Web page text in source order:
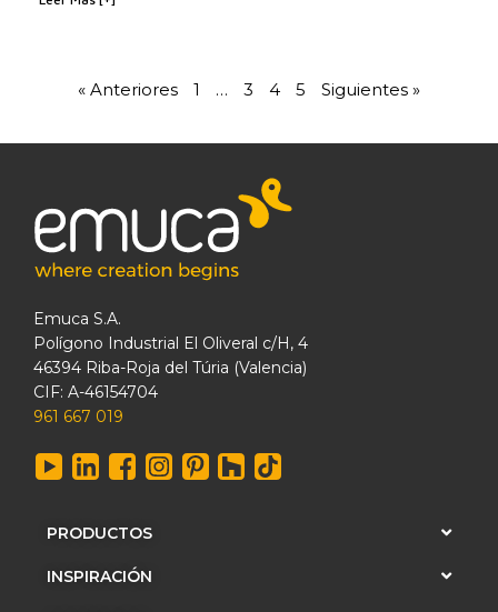
« Anteriores 1 … 3 4 5 Siguientes »
Emuca S.A.
Polígono Industrial El Oliveral c/H, 4
46394 Riba-Roja del Túria (Valencia)
CIF: A-46154704
961 667 019
PRODUCTOS
INSPIRACIÓN